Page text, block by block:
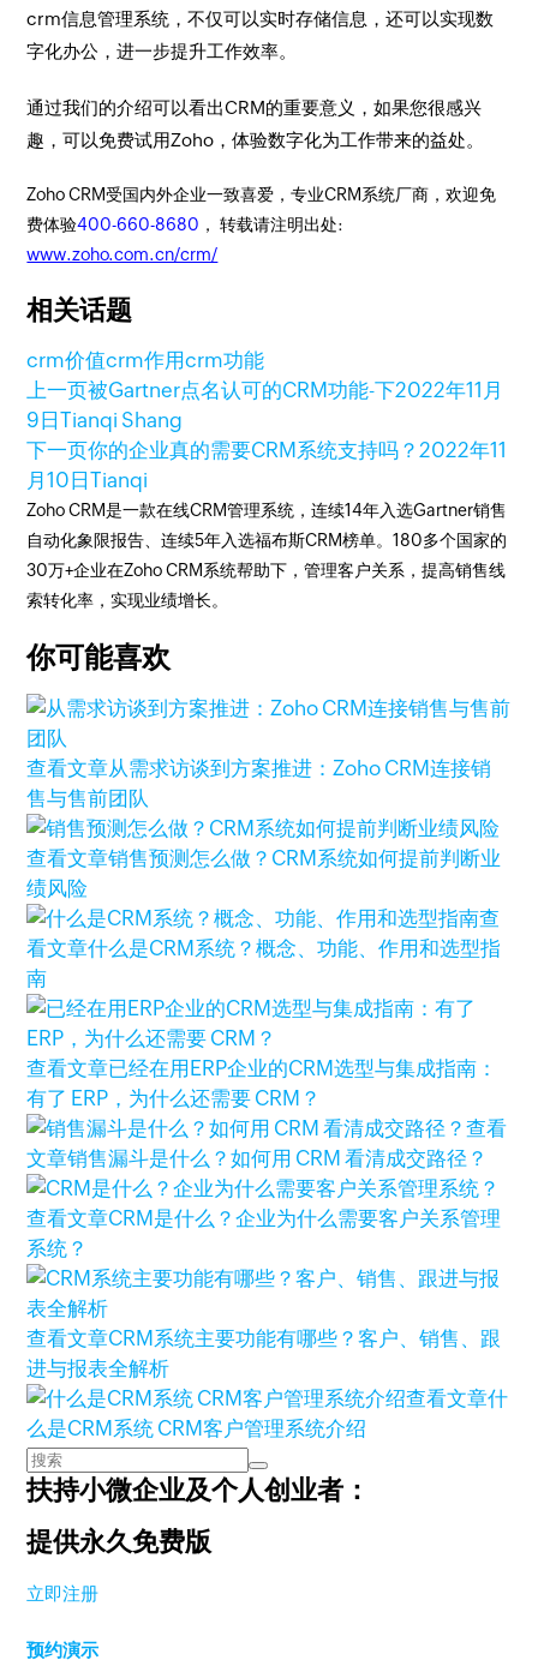
crm信息管理系统，不仅可以实时存储信息，还可以实现数
字化办公，进一步提升工作效率。
通过我们的介绍可以看出CRM的重要意义，如果您很感兴
趣，可以免费试用Zoho，体验数字化为工作带来的益处。
Zoho CRM受国内外企业一致喜爱，专业CRM系统厂商，欢迎免
费体验400-660-8680 ， 转载请注明出处:
www.zoho.com.cn/crm/
相关话题
crm价值crm作用crm功能
上一页被Gartner点名认可的CRM功能-下2022年11月
9日Tianqi Shang
下一页你的企业真的需要CRM系统支持吗？2022年11
月10日Tianqi
Zoho CRM是一款在线CRM管理系统，连续14年入选Gartner销售
自动化象限报告、连续5年入选福布斯CRM榜单。180多个国家的
30万+企业在Zoho CRM系统帮助下，管理客户关系，提高销售线
索转化率，实现业绩增长。
你可能喜欢
查看文章从需求访谈到方案推进：Zoho CRM连接销
售与售前团队
查看文章销售预测怎么做？CRM系统如何提前判断业
绩风险
查
看文章什么是CRM系统？概念、功能、作用和选型指
南
查看文章已经在用ERP企业的CRM选型与集成指南：
有了 ERP，为什么还需要 CRM？
查看
文章销售漏斗是什么？如何用 CRM 看清成交路径？
查看文章CRM是什么？企业为什么需要客户关系管理
系统？
查看文章CRM系统主要功能有哪些？客户、销售、跟
进与报表全解析
查看文章什
么是CRM系统 CRM客户管理系统介绍
扶持小微企业及个人创业者：
提供永久免费版
立即注册
预约演示